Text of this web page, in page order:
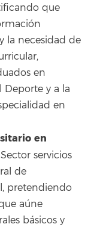
que
la necesidad de
en
Deporte y a la
en
en
servicios
de
pretendiendo
aúne
básicos y